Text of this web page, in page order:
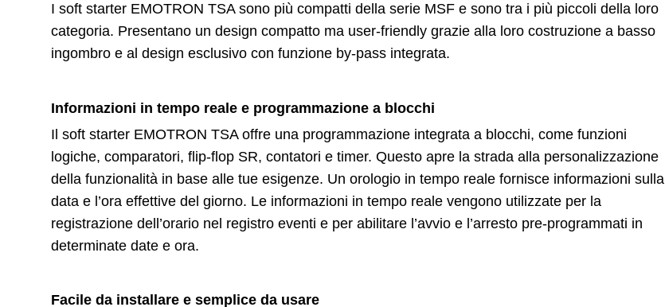
I soft starter EMOTRON TSA sono più compatti della serie MSF e sono tra i più piccoli della loro
categoria. Presentano un design compatto ma user-friendly grazie alla loro costruzione a basso
ingombro e al design esclusivo con funzione by-pass integrata.
Informazioni in tempo reale e programmazione a blocchi
Il soft starter EMOTRON TSA offre una programmazione integrata a blocchi, come funzioni
logiche, comparatori, flip-flop SR, contatori e timer. Questo apre la strada alla personalizzazione
della funzionalità in base alle tue esigenze. Un orologio in tempo reale fornisce informazioni sulla
data e l’ora effettive del giorno. Le informazioni in tempo reale vengono utilizzate per la
registrazione dell’orario nel registro eventi e per abilitare l’avvio e l’arresto pre-programmati in
determinate date e ora.
Facile da installare e semplice da usare